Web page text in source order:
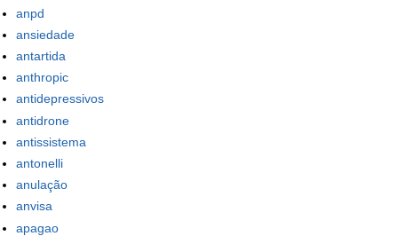
anpd
ansiedade
antartida
anthropic
antidepressivos
antidrone
antissistema
antonelli
anulação
anvisa
apagao